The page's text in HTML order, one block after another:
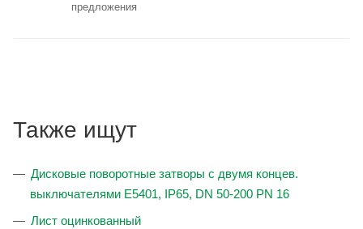
предложения
Также ищут
Дисковые поворотные затворы с двумя концев.
выключателями E5401, IP65, DN 50-200 PN 16
Лист оцинкованный